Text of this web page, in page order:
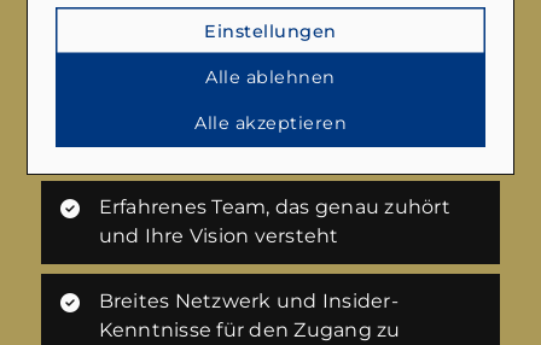
Benötigen Sie Hilfe beim Verkauf Ihrer
Wir führen Sie gerne durch den gesamten
gleichzeitig auf Wunsch auch eine neue
Erfahrenes Team, das genau zuhört
und Ihre Vision versteht
Breites Netzwerk und Insider-
Kenntnisse für den Zugang zu
Einstellungen
Alle ablehnen
Alle akzeptieren